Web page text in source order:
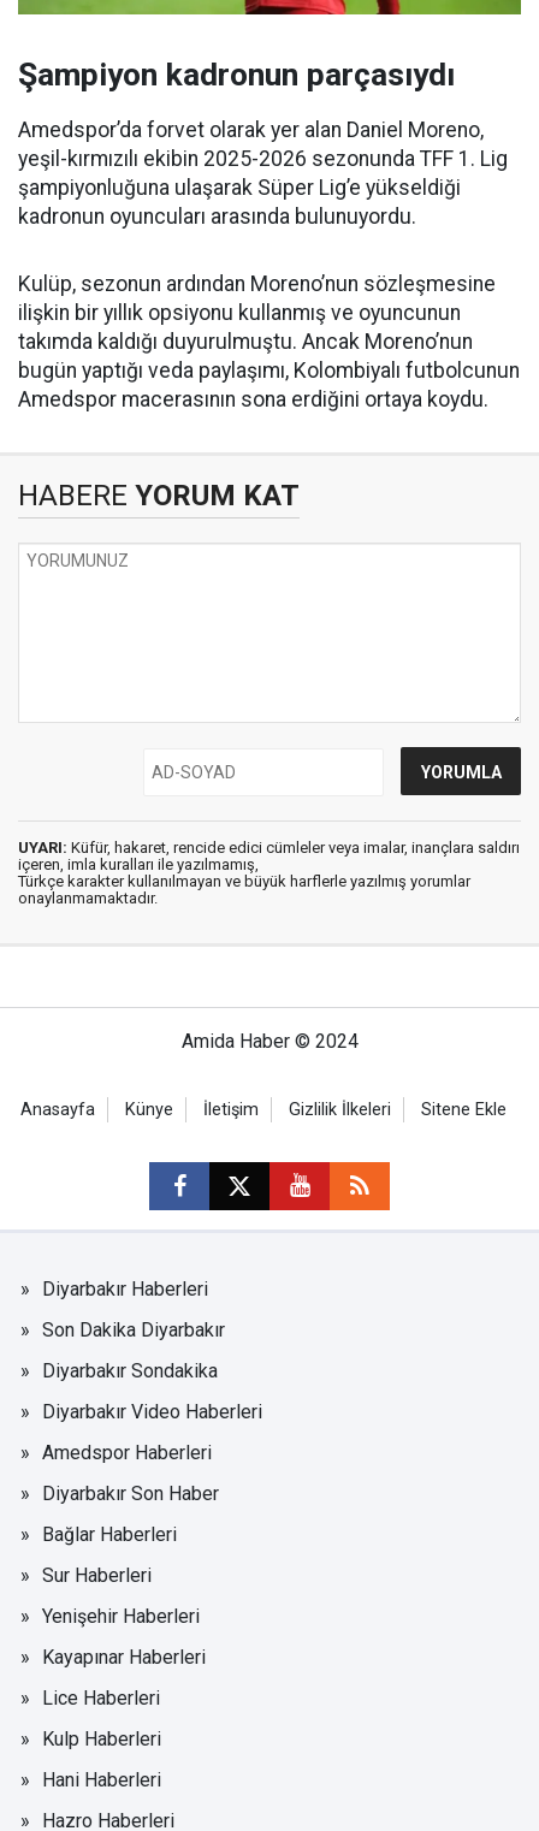
Şampiyon kadronun parçasıydı
Amedspor’da forvet olarak yer alan Daniel Moreno,
yeşil-kırmızılı ekibin 2025-2026 sezonunda TFF 1. Lig
şampiyonluğuna ulaşarak Süper Lig’e yükseldiği
kadronun oyuncuları arasında bulunuyordu.
Kulüp, sezonun ardından Moreno’nun sözleşmesine
ilişkin bir yıllık opsiyonu kullanmış ve oyuncunun
takımda kaldığı duyurulmuştu. Ancak Moreno’nun
bugün yaptığı veda paylaşımı, Kolombiyalı futbolcunun
Amedspor macerasının sona erdiğini ortaya koydu.
HABERE YORUM KAT
UYARI: Küfür, hakaret, rencide edici cümleler veya imalar, inançlara saldırı
içeren, imla kuralları ile yazılmamış,
Türkçe karakter kullanılmayan ve büyük harflerle yazılmış yorumlar
onaylanmamaktadır.
Amida Haber © 2024
Anasayfa Künye İletişim Gizlilik İlkeleri Sitene Ekle
Diyarbakır Haberleri
Son Dakika Diyarbakır
Diyarbakır Sondakika
Diyarbakır Video Haberleri
Amedspor Haberleri
Diyarbakır Son Haber
Bağlar Haberleri
Sur Haberleri
Yenişehir Haberleri
Kayapınar Haberleri
Lice Haberleri
Kulp Haberleri
Hani Haberleri
Hazro Haberleri